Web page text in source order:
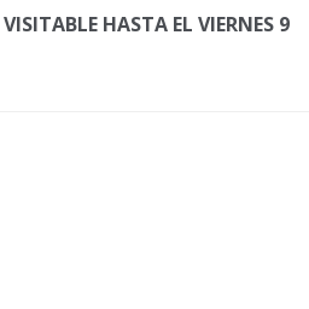
HASTA EL VIERNES 9